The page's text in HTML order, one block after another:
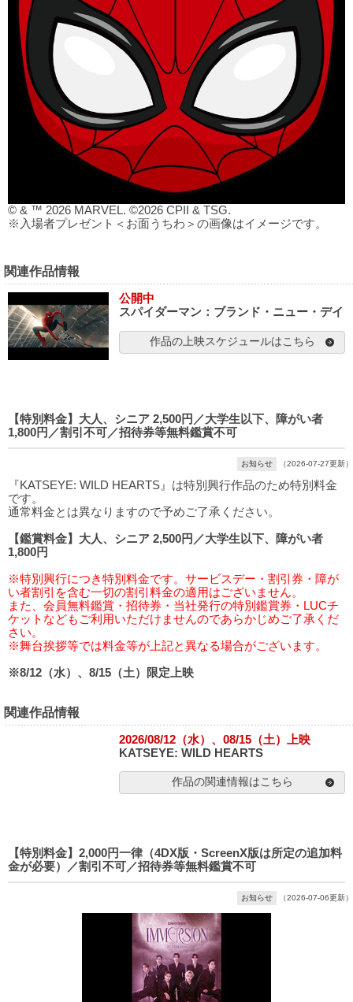
© & ™ 2026 MARVEL. ©2026 CPII & TSG.
※入場者プレゼント＜お面うちわ＞の画像はイメージです。
関連作品情報
公開中
スパイダーマン：ブランド・ニュー・デイ
作品の上映スケジュールはこちら
【特別料金】大人、シニア 2,500円／大学生以下、障がい者
1,800円／割引不可／招待券等無料鑑賞不可
お知らせ （2026-07-27更新）
『KATSEYE: WILD HEARTS』は特別興行作品のため特別料金
です。
通常料金とは異なりますので予めご了承ください。
【鑑賞料金】大人、シニア 2,500円／大学生以下、障がい者
1,800円
※特別興行につき特別料金です。サービスデー・割引券・障が
い者割引を含む一切の割引料金の適用はございません。
また、会員無料鑑賞・招待券・当社発行の特別鑑賞券・LUCチ
ケットなどもご利用いただけませんのであらかじめご了承くだ
さい。
※舞台挨拶等では料金等が上記と異なる場合がございます。
※8/12（水）、8/15（土）限定上映
関連作品情報
2026/08/12（水）、08/15（土）上映
KATSEYE: WILD HEARTS
作品の関連情報はこちら
【特別料金】2,000円一律（4DX版・ScreenX版は所定の追加料
金が必要）／割引不可／招待券等無料鑑賞不可
お知らせ （2026-07-06更新）